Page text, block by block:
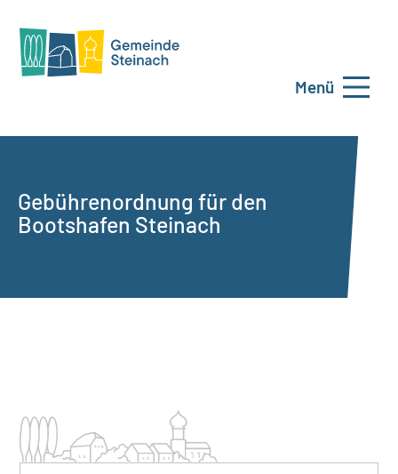
Menü
Gebührenordnung für den
Bootshafen Steinach